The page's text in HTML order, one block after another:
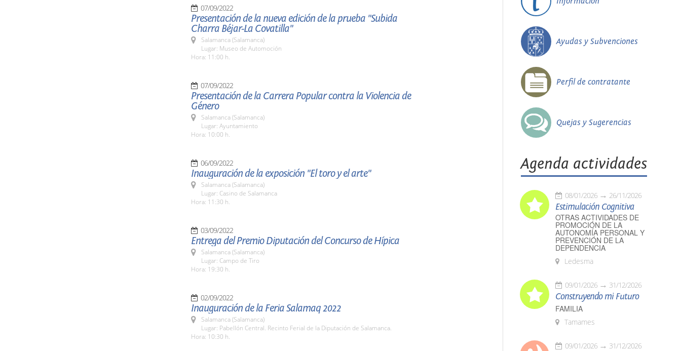
07/09/2022
Presentación de la nueva edición de la prueba "Subida
Charra Béjar-La Covatilla"
Salamanca (Salamanca)
Lugar: Museo de Automoción
Hora: 11:00 h.
07/09/2022
Presentación de la Carrera Popular contra la Violencia de
Género
Salamanca (Salamanca)
Lugar: Ayuntamiento
Hora: 10:00 h.
06/09/2022
Inauguración de la exposición "El toro y el arte"
Salamanca (Salamanca)
Lugar: Casino de Salamanca
Hora: 11:30 h.
03/09/2022
Entrega del Premio Diputación del Concurso de Hípica
Salamanca (Salamanca)
Lugar: Campo de Tiro
Hora: 19:30 h.
02/09/2022
Inauguración de la Feria Salamaq 2022
Salamanca (Salamanca)
Lugar: Pabellón Central. Recinto Ferial de la Diputación de Salamanca.
Hora: 10:30 h.
Ayudas y Subvenciones
Perfil de contratante
Quejas y Sugerencias
Agenda actividades
08/01/2026 26/11/2026
Estimulación Cognitiva
OTRAS ACTIVIDADES DE
PROMOCIÓN DE LA
AUTONOMÍA PERSONAL Y
PREVENCIÓN DE LA
DEPENDENCIA
Ledesma
09/01/2026 31/12/2026
Construyendo mi Futuro
FAMILIA
Tamames
09/01/2026 31/12/2026